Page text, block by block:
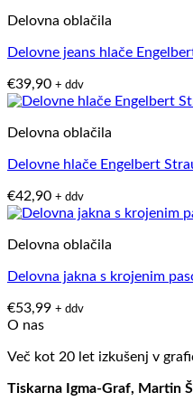
Delovna oblačila
Delovne jeans hlače
€39,90 + ddv
Delovna oblačila
Delovne hlače Engelbert
€42,90 + ddv
Delovna oblačila
Delovna jakna s krojenim
€53,99 + ddv
O nas
Več kot 20 let izkušenj v
Tiskarna Igma-Graf, Martin